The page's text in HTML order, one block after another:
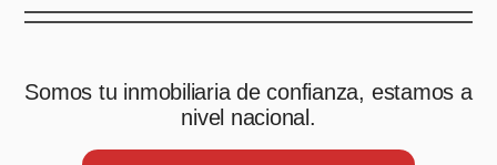
Somos tu inmobiliaria de confianza, estamos a
nivel nacional.